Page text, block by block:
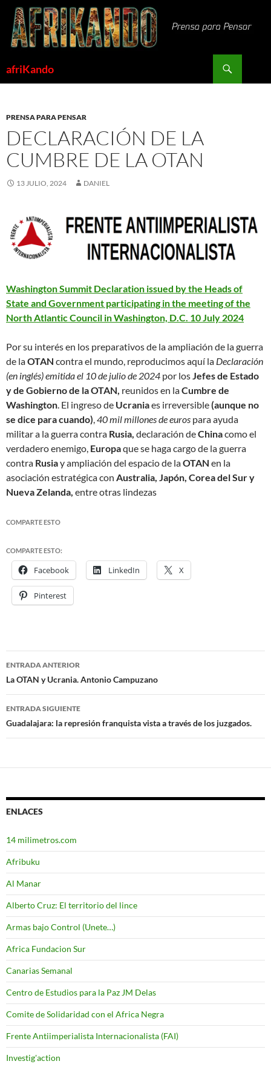
Saltar
contenido
afriKando
PRENSA PARA PENSAR
DECLARACIÓN DE LA
CUMBRE DE LA OTAN
13 JULIO, 2024 DANIEL
Washington Summit Declaration issued by the Heads of
State and Government participating in the meeting of the
North Atlantic Council in Washington, D.C. 10 July 2024
Por su interés en los preparativos de la ampliación de la guerra
de laOTAN contra el mundo, reproducimos aquí la Declaración
(en inglés) emitida el 10 de julio de 2024 por losJefes de Estado
y de Gobierno de la OTAN, reunidos en laCumbre de
Washington. El ingreso de Ucraniaes irreversible(aunque no
se dice para cuando),40 mil millones de euros para ayuda
militar a la guerra contra Rusia, declaración deChinacomo el
verdadero enemigo, Europaque se haga cargo de la guerra
contra Rusiay ampliación del espacio de laOTAN en la
asociación estratégica con Australia, Japón, Corea del Sur y
Nueva Zelanda, entre otras lindezas
COMPARTE ESTO
COMPARTE ESTO:
Facebook LinkedIn X
Pinterest
Navegación
de
entradas
ENTRADA ANTERIOR
La OTAN y Ucrania. Antonio Campuzano
ENTRADA SIGUIENTE
Guadalajara: la represión franquista vista a través de los juzgados.
ENLACES
14 milimetros.com
Afribuku
Al Manar
Alberto Cruz: El territorio del lince
Armas bajo Control (Unete…)
Africa Fundacion Sur
Canarias Semanal
Centro de Estudios para la Paz JM Delas
Comite de Solidaridad con el Africa Negra
Frente Antiimperialista Internacionalista (FAI)
Investig'action